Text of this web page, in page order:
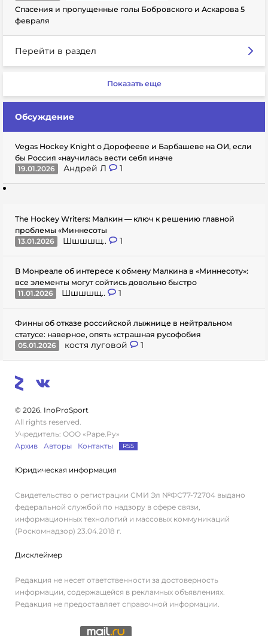
Спасения и пропущенные голы Бобровского и Аскарова 5
февраля
Перейти в раздел
Показать еще
Обсуждение
Vegas Hockey Knight о Дорофееве и Барбашеве на ОИ, если
бы Россия «научилась вести себя иначе
19.01.2026
Андрей Л 1
The Hockey Writers: Малкин — ключ к решению главной
проблемы «Миннесоты
13.01.2026
Шшшшщ.. 1
В Монреале об интересе к обмену Малкина в «Миннесоту»:
все элементы могут сойтись довольно быстро
11.01.2026
Шшшшщ.. 1
Финны об отказе российской лыжнице в нейтральном
статусе: наверное, опять «страшная русофобия
05.01.2026
костя луговой 1
© 2026. InoProSport
All rights reserved.
Учредитель: ООО «Раре.Ру»
Архив
Авторы Контакты RSS
Юридическая информация
Свидетельство о регистрации СМИ Эл №ФС77-72704 выдано
федеральной службой по надзору в сфере связи,
информационных технологий и массовых коммуникаций
(Роскомнадзор) 23.04.2018 г.
Дисклеймер
Редакция не несет ответственности за достоверность
информации, содержащейся в рекламных объявлениях.
Редакция не предоставляет справочной информации.